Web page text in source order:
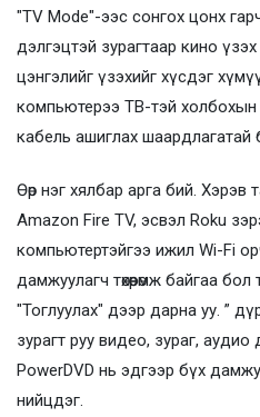
"TV Mode"-ээс сонгох цонх
дэлгэцтэй зурагтаар кино
цэнгэлийг үзэхийг хүсдэг
компьютерээ ТВ-тэй холбохын
кабель ашиглах шаардлагатай
Өөр нэг хялбар арга бий.
Amazon Fire TV, эсвэл Roku
компьютертэйгээ ижил Wi-Fi
дамжуулагч төхөөрөмж байгаа
"Тоглуулах" дээр дарна уу. ”
зурагт руу видео, зураг,
PowerDVD нь эдгээр бүх
нийцдэг.